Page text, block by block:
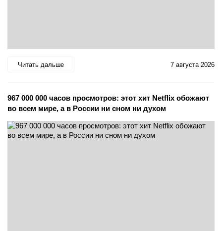
Читать дальше 7 августа 2026
967 000 000 часов просмотров: этот хит Netflix обожают
во всем мире, а в России ни сном ни духом